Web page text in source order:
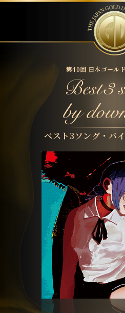
第40回 日本ゴール
ベスト3ソング・バ